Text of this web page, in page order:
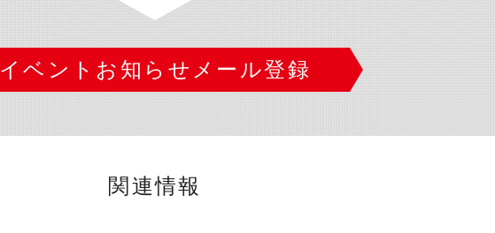
イベントお知らせメール登録
関連情報